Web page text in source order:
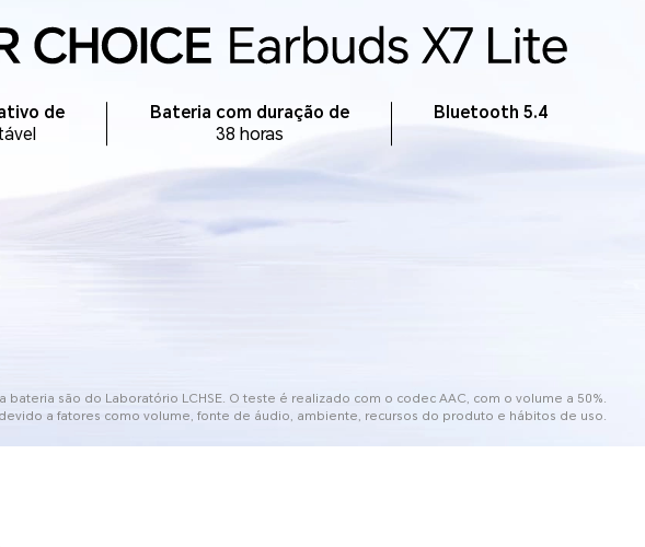
de
Bateria com duração de
38 horas
Bluetooth 5.4
bateria são do Laboratório LCHSE. O teste é realizado com o codec AAC, com o volume a 50%.
a fatores como volume, fonte de áudio, ambiente, recursos do produto e hábitos de uso.